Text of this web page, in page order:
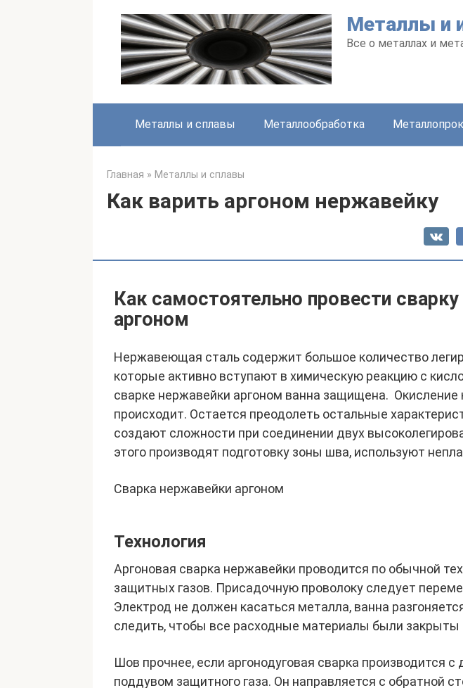
Металлы и
Все о металлах и
Металлы и сплавы Металлообработка
Главная » Металлы и сплавы
Как варить аргоном нержавейку
Как самостоятельно провести
аргоном
Нержавеющая сталь содержит большое количество
которые активно вступают в химическую реакцию с
сварке нержавейки аргоном ванна защищена. Окисление
происходит. Остается преодолеть остальные
создают сложности при соединении двух
этого производят подготовку зоны шва, используют
Сварка нержавейки аргоном
Технология
Аргоновая сварка нержавейки проводится по обычной
защитных газов. Присадочную проволоку следует
Электрод не должен касаться металла, ванна
следить, чтобы все расходные материалы были закрыты
Шов прочнее, если аргонодуговая сварка производится
поддувом защитного газа. Он направляется с обратной